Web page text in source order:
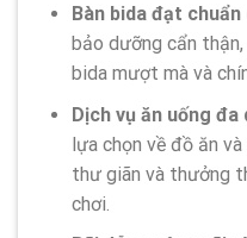
Bàn bida đạt chuẩn
bảo dưỡng cẩn
bida mượt mà và
Dịch vụ ăn uống đa
lựa chọn về đồ ăn
thư giãn và thưởng
chơi.